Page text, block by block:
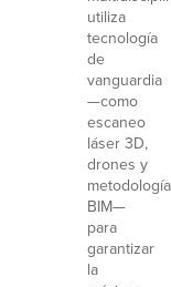
utiliza
tecnología
de
vanguardia
—como
escaneo
láser 3D,
drones y
metodología
BIM—
para
garantizar
la